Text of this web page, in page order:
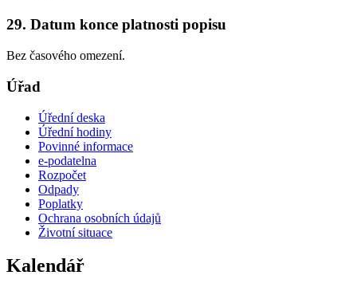
29. Datum konce platnosti popisu
Bez časového omezení.
Úřad
Úřední deska
Úřední hodiny
Povinné informace
e-podatelna
Rozpočet
Odpady
Poplatky
Ochrana osobních údajů
Životní situace
Kalendář